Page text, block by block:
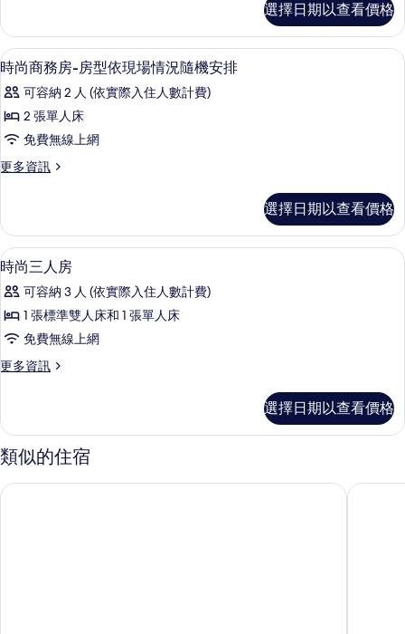
排
房
間
的
所
相
安
房
間
的
詳
情
的
所
有
相
片
雙
人
房
詳
情
選擇日期以查看價格
顯
示
時
尚
務
房
型
依
現
場
情
況
安
排
的
9
時尚商務房-房型依現場情況隨機安排
可容納 2 人 (依實際入住人數計費)
2 張單人床
免費無線上網
更多資訊
更
商
務
房-
型
依
場
情
況
安
的
情
選擇日期以查看價格
顯
示
時
尚
人
的
所
有
相
5
時尚三人房
可容納 3 人 (依實際入住人數計費)
1 張標準雙人床和 1 張單人床
免費無線上網
更多資訊
更
三
人
房
詳
選擇日期以查看價格
類似的住宿
美亞商旅 品格子